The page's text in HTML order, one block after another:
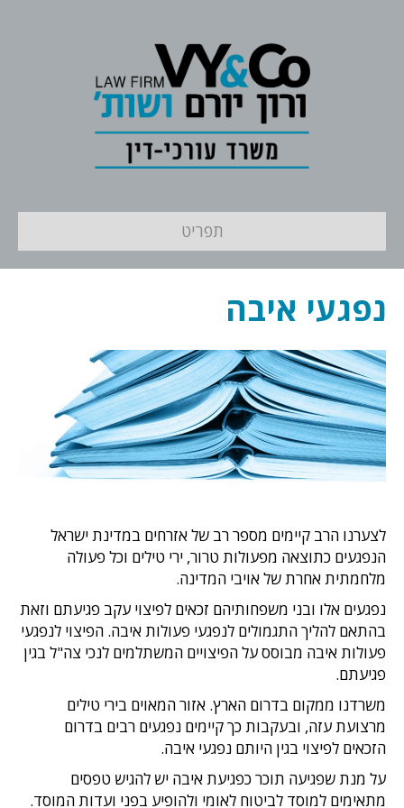
תפריט
נפגעי איבה
לצערנו הרב קיימים מספר רב של אזרחים במדינת ישראל
הנפגעים כתוצאה מפעולות טרור, ירי טילים וכל פעולה
מלחמתית אחרת של אויבי המדינה.
נפגעים אלו ובני משפחותיהם זכאים לפיצוי עקב פגיעתם וזאת
בהתאם להליך התגמולים לנפגעי פעולות איבה. הפיצוי לנפגעי
פעולות איבה מבוסס על הפיצויים המשתלמים לנכי צה"ל בגין
פגיעתם.
משרדנו ממקום בדרום הארץ. אזור המאוים בירי טילים
מרצועת עזה, ובעקבות כך קיימים נפגעים רבים בדרום
הזכאים לפיצוי בגין היותם נפגעי איבה.
על מנת שפגיעה תוכר כפגיעת איבה יש להגיש טפסים
מתאימים למוסד לביטוח לאומי ולהופיע בפני ועדות המוסד.